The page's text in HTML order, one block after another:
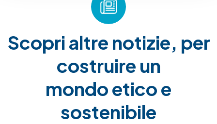
Scopri altre notizie, per
costruire un
mondo etico e
sostenibile